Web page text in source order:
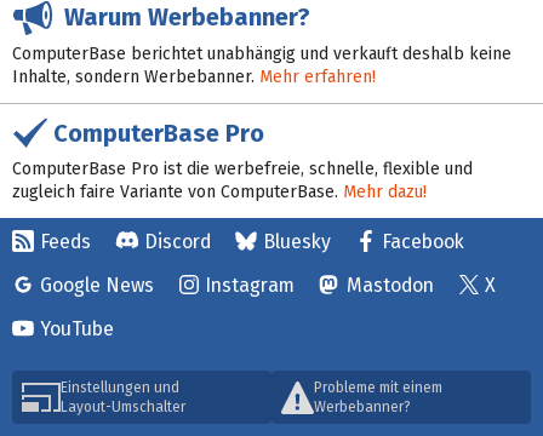
Warum Werbebanner?
ComputerBase berichtet unabhängig und verkauft deshalb keine
Inhalte, sondern Werbebanner. Mehr erfahren!
ComputerBase Pro
ComputerBase Pro ist die werbefreie, schnelle, flexible und
zugleich faire Variante von ComputerBase. Mehr dazu!
Feeds Discord Bluesky
Facebook
Google News
Instagram Mastodon
X
YouTube
Einstellungen und
Layout-Umschalter
Probleme mit einem
Werbebanner?